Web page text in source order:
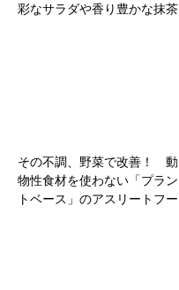
彩なサラダや香り豊かな抹茶
その不調、野菜で改善！ 動
物性食材を使わない「プラン
トベース」のアスリートフー